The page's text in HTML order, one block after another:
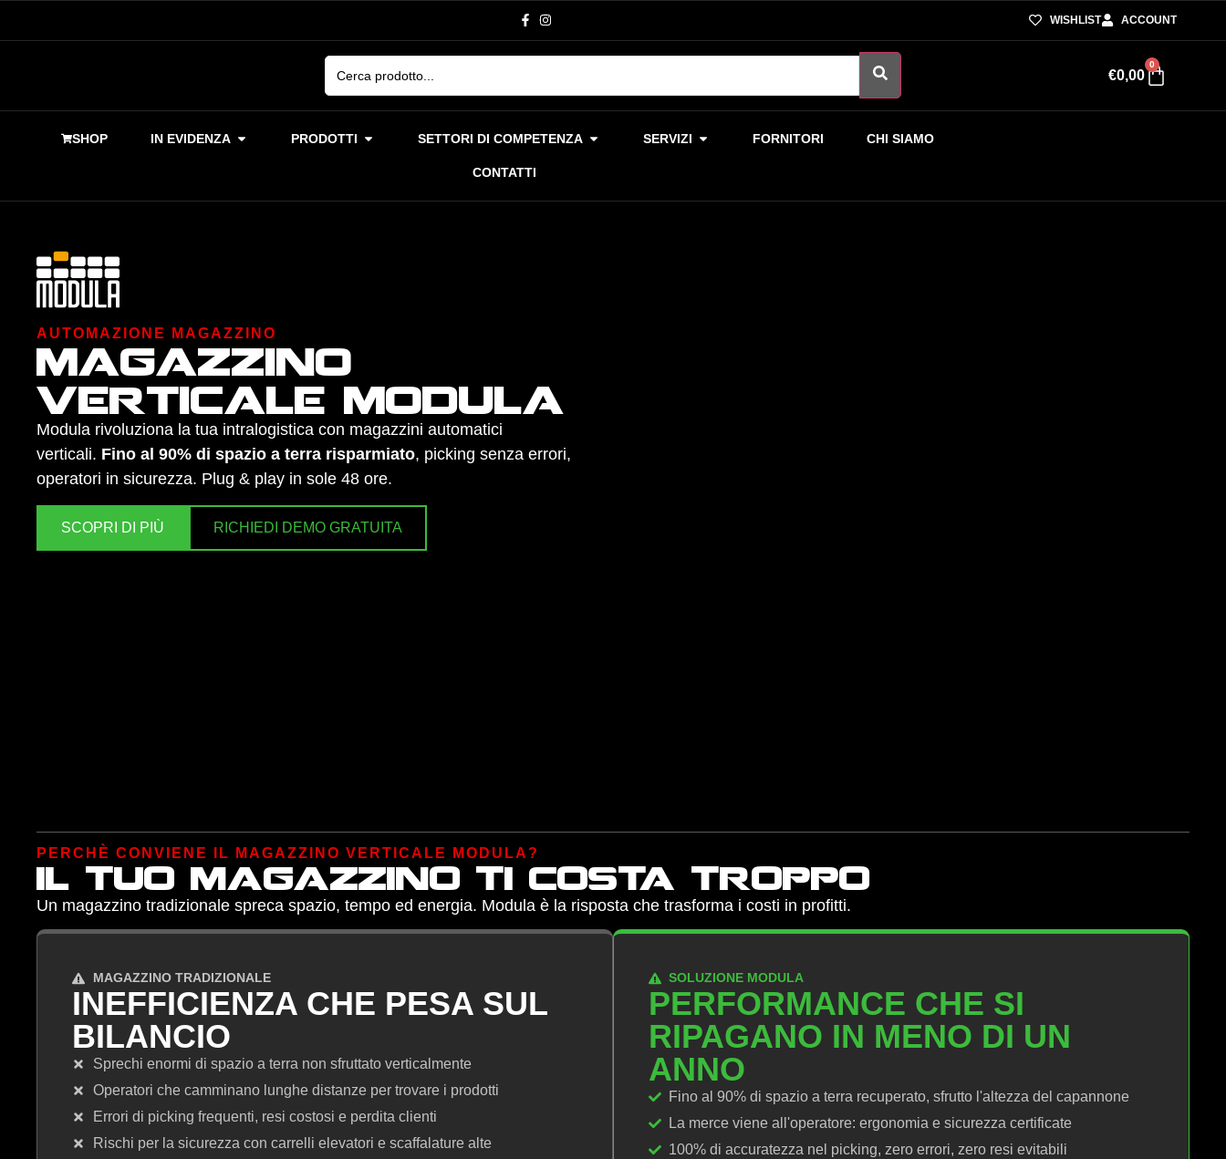
WISHLIST ACCOUNT
€0,00
0
SHOP IN EVIDENZA PRODOTTI SETTORI DI COMPETENZA SERVIZI FORNITORI CHI SIAMO
CONTATTI
AUTOMAZIONE MAGAZZINO
magazzino
verticale modula
Modula rivoluziona la tua intralogistica con magazzini automatici
verticali. Fino al 90% di spazio a terra risparmiato, picking senza errori,
operatori in sicurezza. Plug & play in sole 48 ore.
SCOPRI DI PIÙ RICHIEDI DEMO GRATUITA
PERCHÈ CONVIENE IL MAGAZZINO VERTICALE MODULA?
il tuo magazzino ti costa troppo
Un magazzino tradizionale spreca spazio, tempo ed energia. Modula è la risposta che trasforma i costi in profitti.
MAGAZZINO TRADIZIONALE
INEFFICIENZA CHE PESA SUL
BILANCIO
Sprechi enormi di spazio a terra non sfruttato verticalmente
Operatori che camminano lunghe distanze per trovare i prodotti
Errori di picking frequenti, resi costosi e perdita clienti
Rischi per la sicurezza con carrelli elevatori e scaffalature alte
SOLUZIONE MODULA
PERFORMANCE CHE SI
RIPAGANO IN MENO DI UN
ANNO
Fino al 90% di spazio a terra recuperato, sfrutto l'altezza del capannone
La merce viene all'operatore: ergonomia e sicurezza certificate
100% di accuratezza nel picking, zero errori, zero resi evitabili